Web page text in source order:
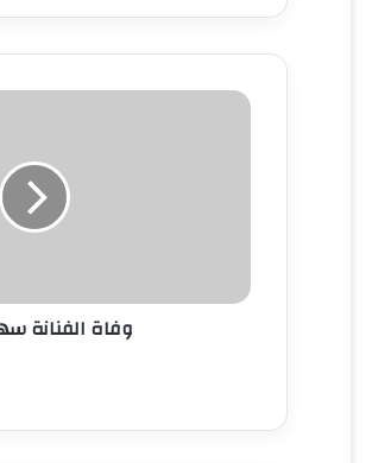
د
ا
وفاة الفنانة